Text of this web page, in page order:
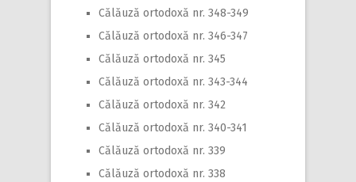
Călăuză ortodoxă nr. 348-349
Călăuză ortodoxă nr. 346-347
Călăuză ortodoxă nr. 345
Călăuză ortodoxă nr. 343-344
Călăuză ortodoxă nr. 342
Călăuză ortodoxă nr. 340-341
Călăuză ortodoxă nr. 339
Călăuză ortodoxă nr. 338